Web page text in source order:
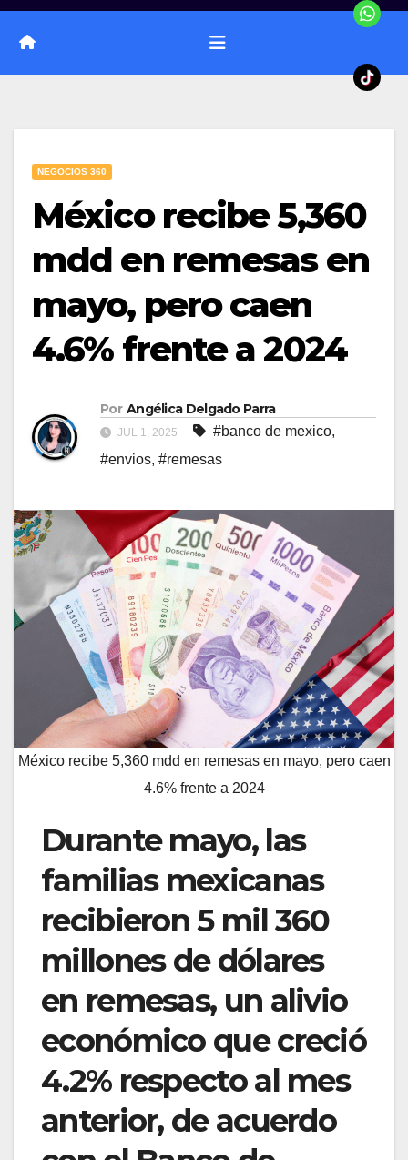
NEGOCIOS 360
México recibe 5,360
mdd en remesas en
mayo, pero caen
4.6% frente a 2024
Por Angélica Delgado Parra
JUL 1, 2025 #banco de mexico,
#envios, #remesas
México recibe 5,360 mdd en remesas en mayo, pero caen
4.6% frente a 2024
Durante mayo, las
familias mexicanas
recibieron 5 mil 360
millones de dólares
en remesas, un alivio
económico que creció
4.2% respecto al mes
anterior, de acuerdo